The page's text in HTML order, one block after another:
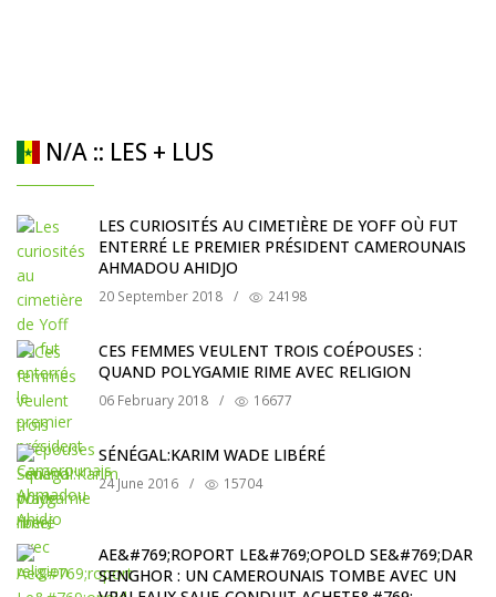
N/A :: LES + LUS
LES CURIOSITÉS AU CIMETIÈRE DE YOFF OÙ FUT
ENTERRÉ LE PREMIER PRÉSIDENT CAMEROUNAIS
AHMADOU AHIDJO
20 September 2018 / 24198
CES FEMMES VEULENT TROIS COÉPOUSES :
QUAND POLYGAMIE RIME AVEC RELIGION
06 February 2018 / 16677
SÉNÉGAL:KARIM WADE LIBÉRÉ
24 June 2016 / 15704
AE&#769;ROPORT LE&#769;OPOLD SE&#769;DAR
SENGHOR : UN CAMEROUNAIS TOMBE AVEC UN